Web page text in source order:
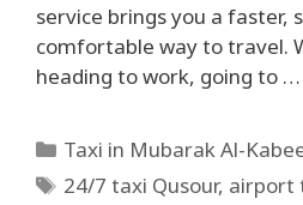
service brings you a faster,
comfortable way to travel.
heading to work, going to …
Taxi in Mubarak Al-
24/7 taxi Qusour, airport